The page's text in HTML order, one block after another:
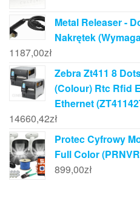
Metal Releaser -
Nakrętek
1187,00zł
Zebra Zt411 8
(Colour) Rtc Rfid
Ethernet
14660,42zł
Protec Cyfrowy
Full Color
899,00zł